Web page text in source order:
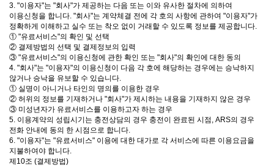
3. "이용자"는 "회사"가 제공하는 다음 또는 이와 유사한 절차에 의하여
이용신청을 합니다. "회사"는 계약체결 전에 각 호의 사항에 관하여 "이용자"가
정확하게 이해하고 실수 또는 착오 없이 거래할 수 있도록 정보를 제공합니다.
① "유료서비스"의 확인 및 선택
② 결제방법의 선택 및 결제정보의 입력
③ "유료서비스"의 이용신청에 관한 확인 또는 "회사"의 확인에 대한 동의
4. "회사"는 "이용자"의 이용신청이 다음 각 호에 해당하는 경우에는 승낙하지
않거나 승낙을 유보할 수 있습니다.
① 실명이 아니거나 타인의 명의를 이용한 경우
② 허위의 정보를 기재하거나 "회사"가 제시하는 내용을 기재하지 않은 경우
③ 미성년자가 유료서비스를 이용하고자 하는 경우
5. 이용계약의 성립시기는 충전상담의 경우 충전이 완료된 시점, ARS의 경우
전화 안내에 동의 한 시점으로 합니다.
6. "이용자"는 "유료서비스" 이용에 대한 대가로 각 서비스에 따른 이용요금을
지불하여야 합니다.
제10조 (결제방법)